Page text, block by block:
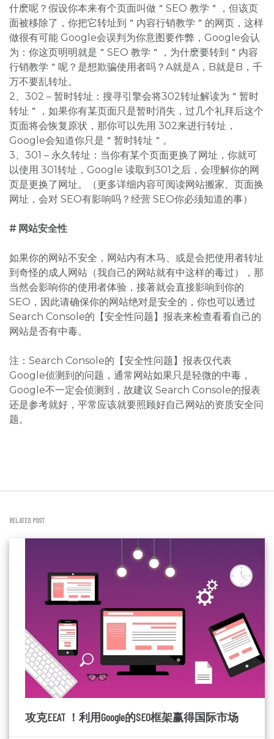
什麽呢？假设你本来有个页面叫做＂SEO 教学＂，但该页
面被移除了，你把它转址到＂内容行销教学＂的网页，这样
做很有可能 Google会误判为你意图要作弊，Google会认
为：你这页明明就是＂SEO 教学＂，为什麽要转到＂内容
行销教学＂呢？是想欺骗使用者吗？A就是A，B就是B，千
万不要乱转址。
2、302 – 暂时转址：搜寻引擎会将302转址解读为＂暂时
转址＂，如果你有某页面只是暂时消失，过几个礼拜后这个
页面将会恢复原状，那你可以先用 302来进行转址，
Google会知道你只是＂暂时转址＂。
3、301 – 永久转址：当你有某个页面更换了网址，你就可
以使用 301转址，Google 读取到301之后，会理解你的网
页是更换了网址。（更多详细内容可阅读网站搬家、页面换
网址，会对 SEO有影响吗？经营 SEO你必须知道的事）
# 网站安全性
如果你的网站不安全，网站内有木马、或是会把使用者转址
到奇怪的成人网站（我自己的网站就有中这样的毒过），那
当然会影响你的使用者体验，接著就会直接影响到你的
SEO，因此请确保你的网站绝对是安全的，你也可以透过
Search Console的【安全性问题】报表来检查看看自己的
网站是否有中毒。
注：Search Console的【安全性问题】报表仅代表
Google侦测到的问题，通常网站如果只是轻微的中毒，
Google不一定会侦测到，故建议 Search Console的报表
还是参考就好，平常应该就要照顾好自己网站的资质安全问
题。
RELATED POST
攻克EEAT ！利用Google的SEO框架赢得国际市场